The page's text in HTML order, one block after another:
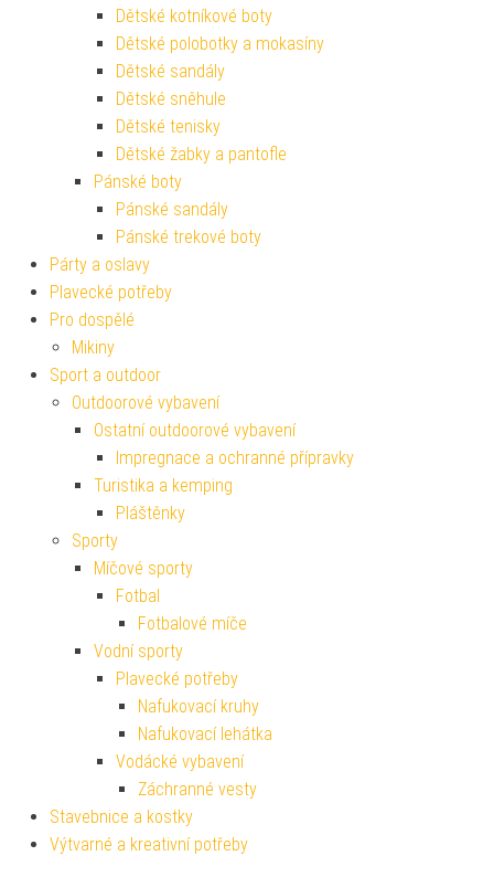
Dětské kotníkové boty
Dětské polobotky a mokasíny
Dětské sandály
Dětské sněhule
Dětské tenisky
Dětské žabky a pantofle
Pánské boty
Pánské sandály
Pánské trekové boty
Párty a oslavy
Plavecké potřeby
Pro dospělé
Mikiny
Sport a outdoor
Outdoorové vybavení
Ostatní outdoorové vybavení
Impregnace a ochranné přípravky
Turistika a kemping
Pláštěnky
Sporty
Míčové sporty
Fotbal
Fotbalové míče
Vodní sporty
Plavecké potřeby
Nafukovací kruhy
Nafukovací lehátka
Vodácké vybavení
Záchranné vesty
Stavebnice a kostky
Výtvarné a kreativní potřeby